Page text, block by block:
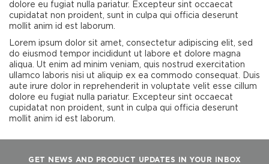
dolore eu fugiat nulla pariatur. Excepteur sint occaecat
cupidatat non proident, sunt in culpa qui officia deserunt
mollit anim id est laborum.
Lorem ipsum dolor sit amet, consectetur adipiscing elit, sed
do eiusmod tempor incididunt ut labore et dolore magna
aliqua. Ut enim ad minim veniam, quis nostrud exercitation
ullamco laboris nisi ut aliquip ex ea commodo consequat. Duis
aute irure dolor in reprehenderit in voluptate velit esse cillum
dolore eu fugiat nulla pariatur. Excepteur sint occaecat
cupidatat non proident, sunt in culpa qui officia deserunt
mollit anim id est laborum.
GET NEWS AND PRODUCT UPDATES IN YOUR INBOX